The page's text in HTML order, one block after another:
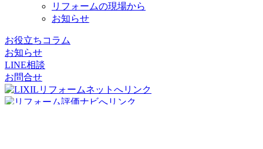
リフォームの現場から
お知らせ
お役立ちコラム
お知らせ
LINE相談
お問合せ